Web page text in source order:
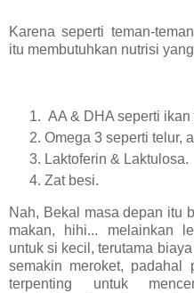
Karena seperti teman-
itu membutuhkan nutrisi
AA & DHA seperti
Omega 3 seperti telur,
Laktoferin & Laktulosa.
Zat besi.
Nah, Bekal masa depan itu
makan, hihi... melainkan
untuk si kecil, terutama
semakin meroket, padahal
terpenting untuk